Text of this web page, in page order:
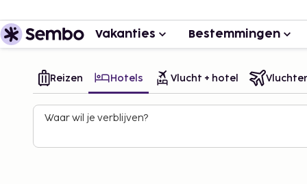
Vakanties Bestemmingen
Reizen Hotels Vlucht + hotel
Waar wil je verblijven?